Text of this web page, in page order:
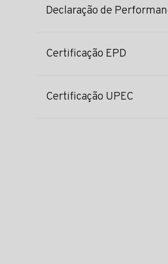
Declaração de
Certificação EPD
Certificação UPEC